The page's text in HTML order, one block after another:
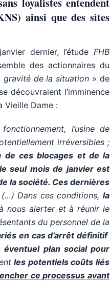
ainsi que des sites
dernier, l’étude FHB
des actionnaires du
gravité de la situation » de
découvraient l’imminence
Vieille Dame :
l’usine de
irréversibles ;
de ces blocages et de la
seul mois de janvier est
la société. Ces dernières
Dans ces conditions,la
nous alerter et à réunir le
du personnel de la
en cas d’arrêt définitif
éventuel plan social pour
les potentiels coûts liés
ce processus avant